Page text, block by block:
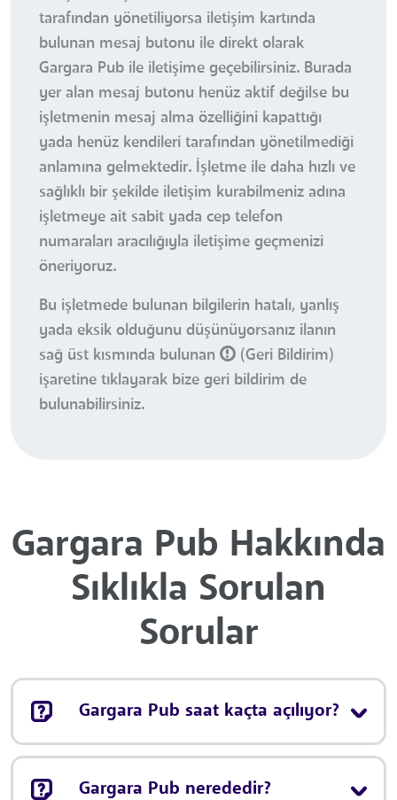
tarafından yönetiliyorsa iletişim kartında
bulunan mesaj butonu ile direkt olarak
Gargara Pub ile iletişime geçebilirsiniz. Burada
yer alan mesaj butonu henüz aktif değilse bu
işletmenin mesaj alma özelliğini kapattığı
yada henüz kendileri tarafından yönetilmediği
anlamına gelmektedir. İşletme ile daha hızlı ve
sağlıklı bir şekilde iletişim kurabilmeniz adına
işletmeye ait sabit yada cep telefon
numaraları aracılığıyla iletişime geçmenizi
öneriyoruz.
Bu işletmede bulunan bilgilerin hatalı, yanlış
yada eksik olduğunu düşünüyorsanız ilanın
sağ üst kısmında bulunan
(Geri Bildirim)
işaretine tıklayarak bize geri bildirim de
bulunabilirsiniz.
Gargara Pub Hakkında
Sıklıkla Sorulan
Sorular
Gargara Pub saat kaçta açılıyor?
Gargara Pub nerededir?